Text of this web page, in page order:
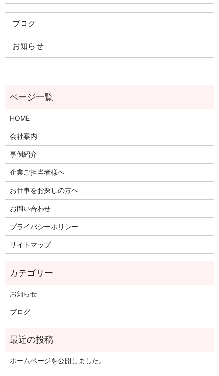
ブログ
お知らせ
HOME
会社案内
事例紹介
企業ご担当者様へ
お仕事をお探しの方へ
お問い合わせ
プライバシーポリシー
サイトマップ
お知らせ
ブログ
ホームページを公開しました。